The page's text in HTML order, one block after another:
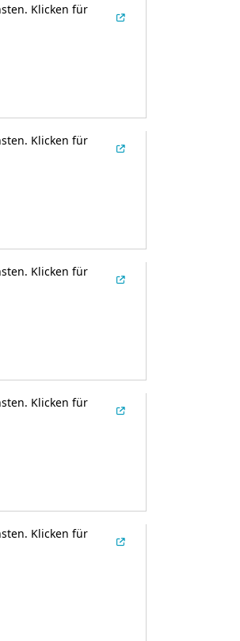
Klicken für
Klicken für
Klicken für
Klicken für
Klicken für